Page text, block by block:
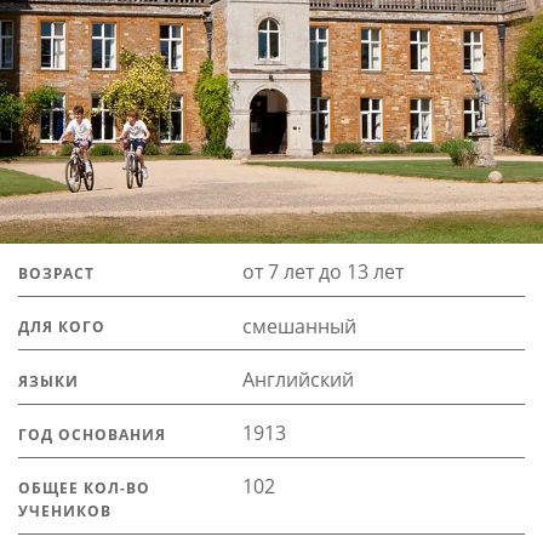
ВОЗРАСТ от 7 лет до 13 лет
ДЛЯ КОГО смешанный
ЯЗЫКИ Английский
ГОД ОСНОВАНИЯ 1913
ОБЩЕЕ КОЛ-ВО
УЧЕНИКОВ
102